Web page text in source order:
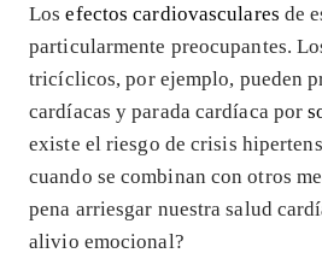
Losefectos cardiovasculares de
particularmente preocupantes.
tricíclicos, por ejemplo, pueden
cardíacas y parada cardíaca por
existe el riesgo de crisis
cuando se combinan con otros
pena arriesgar nuestra salud
alivio emocional?